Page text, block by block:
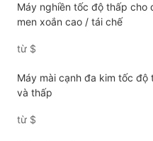
Máy nghiền tốc độ thấp cho
men xoắn cao / tái chế
từ $
Máy mài cạnh đa kim tốc độ
và thấp
từ $